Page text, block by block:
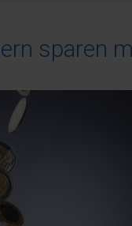
sparen